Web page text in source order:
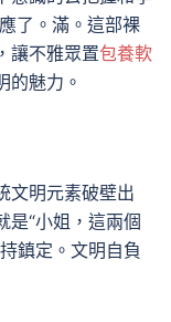
了。滿。這部裸
讓不雅眾置包養軟
的魅力。
文明元素破壁出
是“小姐，這兩個
鎮定。文明自負